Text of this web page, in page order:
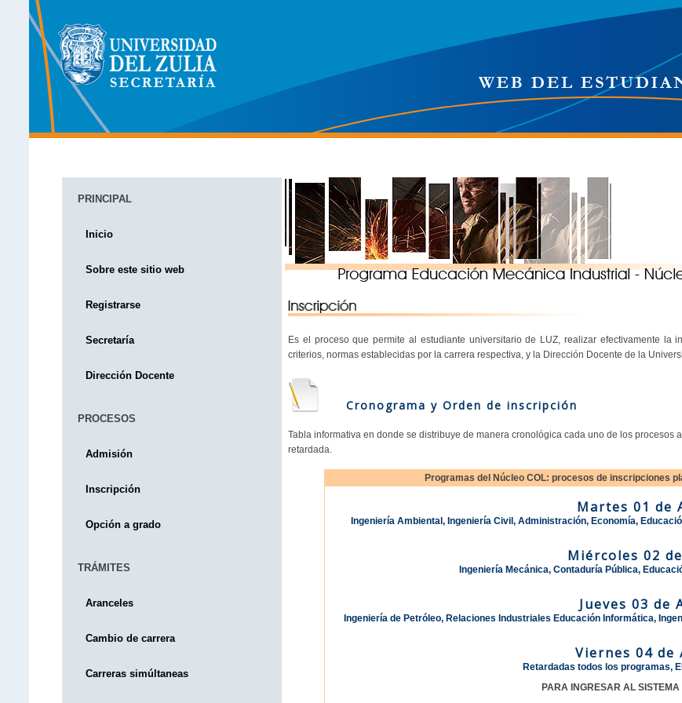
PRINCIPAL
Inicio
Sobre este sitio web
Registrarse
Secretaría
Dirección Docente
PROCESOS
Admisión
Inscripción
Opción a grado
TRÁMITES
Aranceles
Cambio de carrera
Carreras simúltaneas
Es el proceso que permite al estudiante universitario de LUZ, realizar efectivamente
criterios, normas establecidas por la carrera respectiva, y la Dirección Docente de la
Cronograma y Orden de inscripción
Tabla informativa en donde se distribuye de manera cronológica cada uno de los
retardada.
Programas del Núcleo COL: procesos de inscripciones
Martes 01 de
Ingeniería Ambiental, Ingeniería Civil, Administración, Economía,
Miércoles 02
Ingeniería Mecánica, Contaduría Pública,
Jueves 03 de
Ingeniería de Petróleo, Relaciones Industriales Educación Informática,
Viernes 04 de
Retardadas todos los programas,
PARA INGRESAR AL SISTEMA